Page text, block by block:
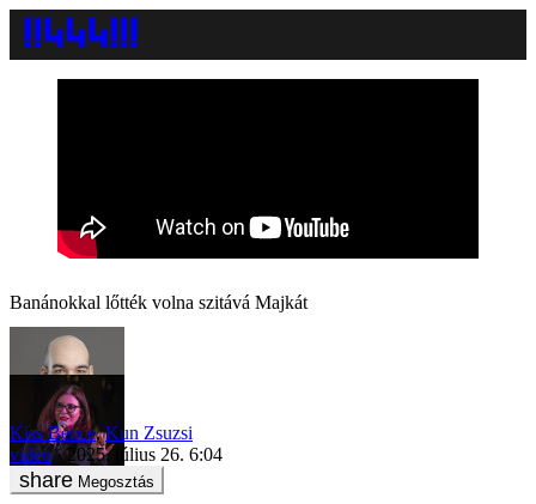
Banánokkal lőtték volna szitává Majkát
Kiss Bence,Kun Zsuzsi
video
2025. július 26. 6:04
Megosztás